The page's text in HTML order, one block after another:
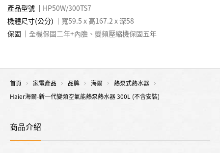
產品型號
HP50W/300TS7
機體尺寸(公分)
寬59.5 x 高167.2 x 深58
保固
全機保固二年+內膽、變頻壓縮機保固五年
首頁 家電產品 品牌 海爾
熱泵式熱水器
Haier海爾-新一代變頻空氣能熱泵熱水器 300L (不含安裝)
商品介紹